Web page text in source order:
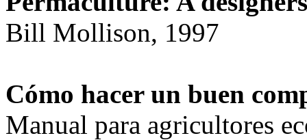
Bill Mollison, 1997
Cómo hacer un buen
Manual para agricultores